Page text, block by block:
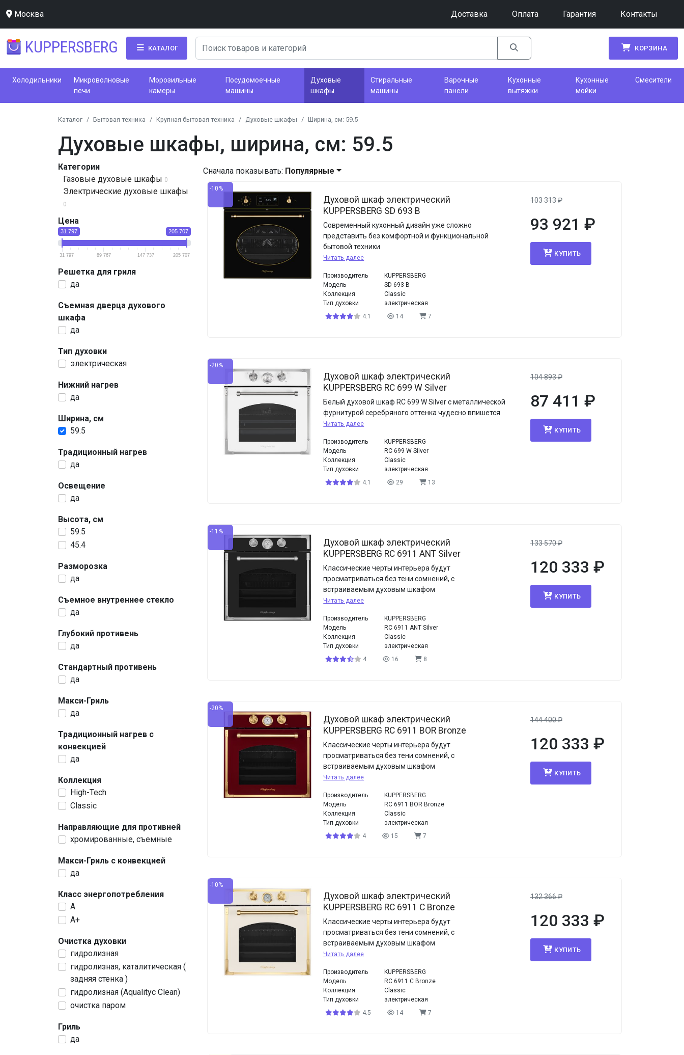
Москва Доставка Оплата Гарантия Контакты
KUPPERSBERG КАТАЛОГ КОРЗИНА
Холодильники
Микроволновые
печи
Морозильные
камеры
Посудомоечные
машины
Духовые
шкафы
Стиральные
машины
Варочные
панели
Кухонные
вытяжки
Кухонные
мойки
Смесители
Каталог Бытовая техника Крупная бытовая техника Духовые шкафы Ширина, см: 59.5
Духовые шкафы, ширина, см: 59.5
Категории
Газовые духовые шкафы 0
Электрические духовые шкафы
0
Цена
31 797 205 707
31 797 89 767 147 737 205 707
Решетка для гриля
да
Съемная дверца духового
шкафа
да
Тип духовки
электрическая
Нижний нагрев
да
Ширина, см
59.5
Традиционный нагрев
да
Освещение
да
Высота, см
59.5
45.4
Разморозка
да
Съемное внутреннее стекло
да
Глубокий противень
да
Стандартный противень
да
Макси-Гриль
да
Традиционный нагрев с
конвекцией
да
Коллекция
High-Tech
Classic
Направляющие для противней
хромированные, съемные
Макси-Гриль с конвекцией
да
Класс энергопотребления
A
A+
Очистка духовки
гидролизная
гидролизная, каталитическая (
задняя стенка )
гидролизная (Aqualityc Clean)
очистка паром
Гриль
да
Сначала показывать: Популярные
-10%
Духовой шкаф электрический
KUPPERSBERG SD 693 B
Современный кухонный дизайн уже сложно
представить без комфортной и функциональной
бытовой техники
Читать далее
Производитель
KUPPERSBERG
Модель
SD 693 B
Коллекция
Classic
Тип духовки
электрическая
4.1
14 7
103 313₽
93 921 ₽
КУПИТЬ
-20%
Духовой шкаф электрический
KUPPERSBERG RC 699 W Silver
Белый духовой шкаф RC 699 W Silver с металлической
фурнитурой серебряного оттенка чудесно впишется
Читать далее
Производитель
KUPPERSBERG
Модель
RC 699 W Silver
Коллекция
Classic
Тип духовки
электрическая
4.1
29 13
104 893₽
87 411 ₽
КУПИТЬ
-11%
Духовой шкаф электрический
KUPPERSBERG RC 6911 ANT Silver
Классические черты интерьера будут
просматриваться без тени сомнений, с
встраиваемым духовым шкафом
Читать далее
Производитель
KUPPERSBERG
Модель
RC 6911 ANT Silver
Коллекция
Classic
Тип духовки
электрическая
4
16 8
133 570₽
120 333 ₽
КУПИТЬ
-20%
Духовой шкаф электрический
KUPPERSBERG RC 6911 BOR Bronze
Классические черты интерьера будут
просматриваться без тени сомнений, с
встраиваемым духовым шкафом
Читать далее
Производитель
KUPPERSBERG
Модель
RC 6911 BOR Bronze
Коллекция
Classic
Тип духовки
электрическая
4
15 7
144 400₽
120 333 ₽
КУПИТЬ
-10%
Духовой шкаф электрический
KUPPERSBERG RC 6911 C Bronze
Классические черты интерьера будут
просматриваться без тени сомнений, с
встраиваемым духовым шкафом
Читать далее
Производитель
KUPPERSBERG
Модель
RC 6911 C Bronze
Коллекция
Classic
Тип духовки
электрическая
4.5
14 7
132 366₽
120 333 ₽
КУПИТЬ